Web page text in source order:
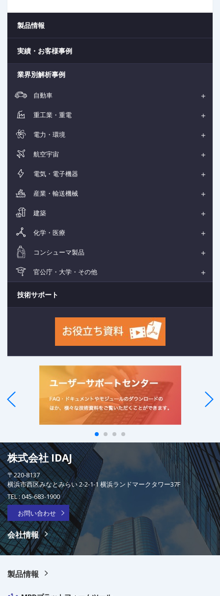
製品情報
実績・お客様事例
業界別解析事例
自動車
重工業・重電
電力・環境
航空宇宙
電気・電子機器
産業・輸送機械
建築
化学・医療
コンシューマ製品
官公庁・大学・その他
技術サポート
株式会社 IDAJ
〒220-8137
横浜市西区みなとみらい 2-2-1-1 横浜ランドマークタワー37F
TEL :045-683-1900
お問い合わせ
会社情報
製品情報